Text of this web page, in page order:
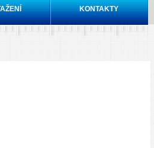
KONTAKTY